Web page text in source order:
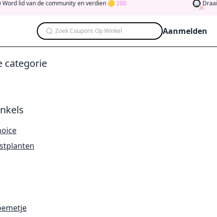
van de community en verdien 200 Draai de
Zoek Coupons Op Winkel Aanmelden
categorie